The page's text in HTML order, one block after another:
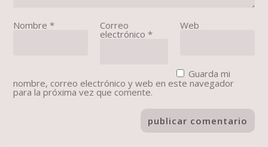
Nombre* Correo
electrónico *
Web
Guarda mi
nombre, correo electrónico y web en este navegador
para la próxima vez que comente.